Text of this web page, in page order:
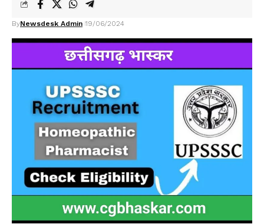
ByNewsdesk Admin 19/06/2024